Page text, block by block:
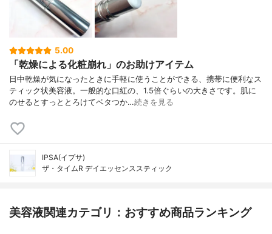
5.00
「乾燥による化粧崩れ」のお助けアイテム
日中乾燥が気になったときに手軽に使うことができる、携帯に便利なス
ティック状美容液。一般的な口紅の、1.5倍ぐらいの大きさです。肌に
のせるとすっととろけてベタつか…続きを見る
IPSA(イプサ)
ザ・タイムR デイエッセンススティック
美容液関連カテゴリ：おすすめ商品ランキング